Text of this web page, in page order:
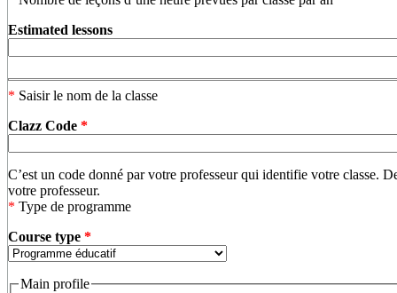
Estimated lessons
* Saisir le nom de la classe
Clazz Code *
C’est un code donné par votre professeur qui identifie votre classe.
votre professeur.
* Type de programme
Course type *
Main profile